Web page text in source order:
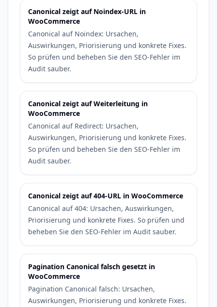
Canonical zeigt auf Noindex-URL in
WooCommerce
Canonical auf Noindex: Ursachen,
Auswirkungen, Priorisierung und konkrete Fixes.
So prüfen und beheben Sie den SEO-Fehler im
Audit sauber.
Canonical zeigt auf Weiterleitung in
WooCommerce
Canonical auf Redirect: Ursachen,
Auswirkungen, Priorisierung und konkrete Fixes.
So prüfen und beheben Sie den SEO-Fehler im
Audit sauber.
Canonical zeigt auf 404-URL in WooCommerce
Canonical auf 404: Ursachen, Auswirkungen,
Priorisierung und konkrete Fixes. So prüfen und
beheben Sie den SEO-Fehler im Audit sauber.
Pagination Canonical falsch gesetzt in
WooCommerce
Pagination Canonical falsch: Ursachen,
Auswirkungen, Priorisierung und konkrete Fixes.